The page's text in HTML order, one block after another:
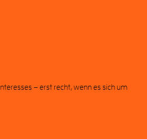
– erst recht, wenn es sich um